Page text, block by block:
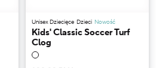
Unisex Dziecięce Dzieci Nowość
Kids' Classic Soccer Turf
Clog